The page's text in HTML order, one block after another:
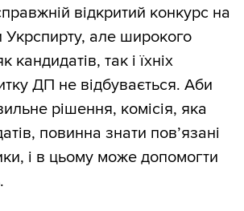
відкритий конкурс на
Укрспирту, але широкого
кандидатів, так і їхніх
ДП не відбувається. Аби
рішення, комісія, яка
повинна знати пов’язані
і в цьому може допомогти